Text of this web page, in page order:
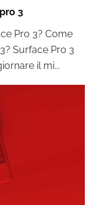
3
Pro 3? Come
Surface Pro 3
il mi...